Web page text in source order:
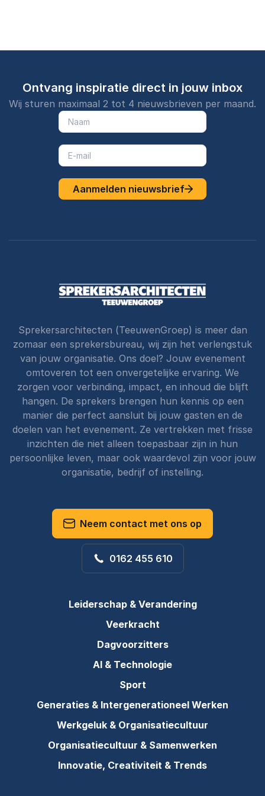
Ontvang inspiratie direct in jouw inbox
Wij sturen maximaal 2 tot 4 nieuwsbrieven per maand.
Aanmelden nieuwsbrief
Sprekersarchitecten (TeeuwenGroep) is meer dan
zomaar een sprekersbureau, wij zijn het verlengstuk
van jouw organisatie. Ons doel? Jouw evenement
omtoveren tot een onvergetelijke ervaring. We
zorgen voor verbinding, impact, en inhoud die blijft
hangen. De sprekers brengen hun kennis op een
manier die perfect aansluit bij jouw gasten en de
doelen van het evenement. Ze vertrekken met frisse
inzichten die niet alleen toepasbaar zijn in hun
persoonlijke leven, maar ook waardevol zijn voor jouw
organisatie, bedrijf of instelling.
Neem contact met ons op
0162 455 610
Leiderschap & Verandering
Veerkracht
Dagvoorzitters
AI & Technologie
Sport
Generaties & Intergenerationeel Werken
Werkgeluk & Organisatiecultuur
Organisatiecultuur & Samenwerken
Innovatie, Creativiteit & Trends